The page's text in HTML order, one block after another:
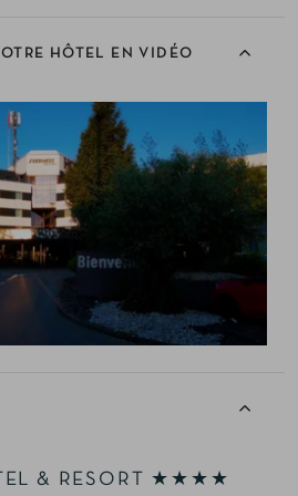
HÔTEL EN VIDÉO
& RESORT ★★★★